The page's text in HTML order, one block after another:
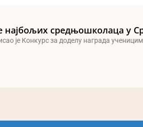
најбољих средњошколаца у
је Конкурс за доделу награда